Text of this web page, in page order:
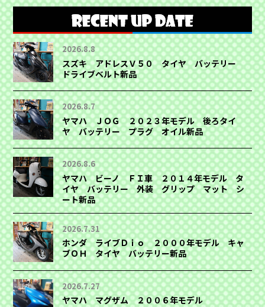
2026.8.8
スズキ アドレスＶ５０ タイヤ バッテリー
ドライブベルト新品
2026.8.7
ヤマハ ＪＯＧ ２０２３年モデル 後ろタイ
ヤ バッテリー プラグ オイル新品
2026.8.6
ヤマハ ビーノ ＦＩ車 ２０１４年モデル タ
イヤ バッテリー 外装 グリップ マット シ
ート新品
2026.7.31
ホンダ ライブＤｉｏ ２０００年モデル キャ
ブＯＨ タイヤ バッテリー新品
2026.7.27
ヤマハ マグザム ２００６年モデル